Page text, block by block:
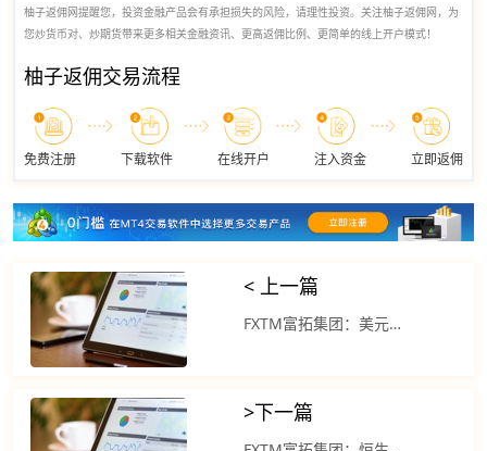
柚子返佣网提醒您，投资金融产品会有承担损失的风险，请理性投资。关注柚子返佣网，为
您炒货币对、炒期货带来更多相关金融资讯、更高返佣比例、更简单的线上开户模式！
柚子返佣交易流程
免费注册 下载软件 在线开户 注入资金 立即返佣
< 上一篇
FXTM富拓集团：美元指数在隔夜市场下跌
>下一篇